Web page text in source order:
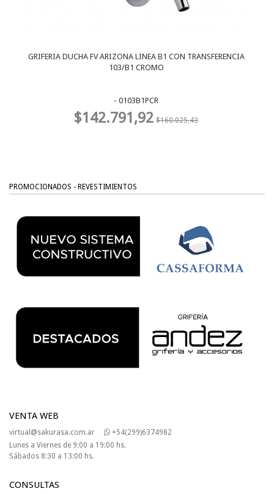
GRIFERIA DUCHA FV ARIZONA LINEA B1 CON TRANSFERENCIA
103/B1 CROMO
- 0103B1PCR
$142.791,92 $160.025,43
PROMOCIONADOS - REVESTIMIENTOS
VENTA WEB
virtual@sakurasa.com.ar
+54(299)6374982
Lunes a Viernes de 9:00 a 19:00 hs.
Sábados 8:30 a 13:00 hs.
CONSULTAS